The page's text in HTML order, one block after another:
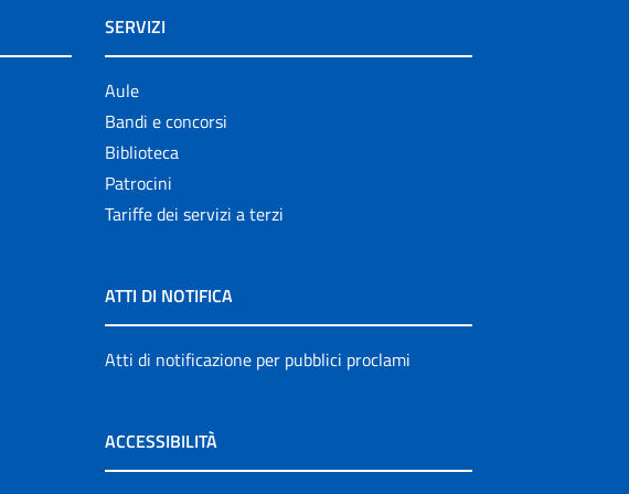
SERVIZI
Aule
Bandi e concorsi
Biblioteca
Patrocini
Tariffe dei servizi a terzi
ATTI DI NOTIFICA
Atti di notificazione per pubblici proclami
ACCESSIBILITÀ